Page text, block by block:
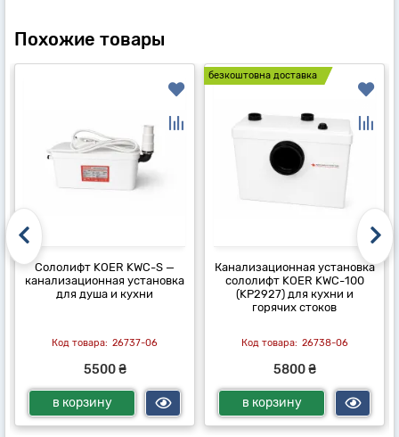
Похожие товары
Сололифт KOER KWC-S —
канализационная установка
для душа и кухни
26737-06
5500 ₴
в корзину
безкоштовна доставка
Канализационная установка
сололифт KOER KWC-100
(KP2927) для кухни и
горячих стоков
26738-06
5800 ₴
в корзину